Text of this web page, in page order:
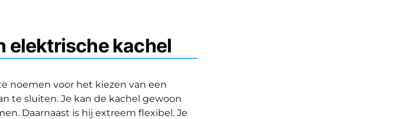
elektrische kachel
noemen voor het kiezen van een
te sluiten. Je kan de kachel gewoon
Daarnaast is hij extreem flexibel. Je